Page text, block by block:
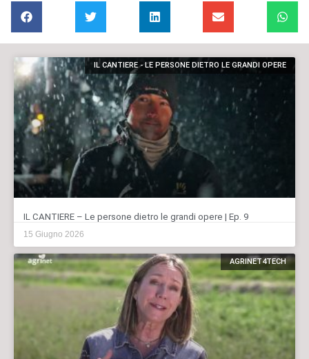
IL CANTIERE - LE PERSONE DIETRO LE GRANDI OPERE
IL CANTIERE – Le persone dietro le grandi opere | Ep. 9
15 Giugno 2026
AGRINET4TECH